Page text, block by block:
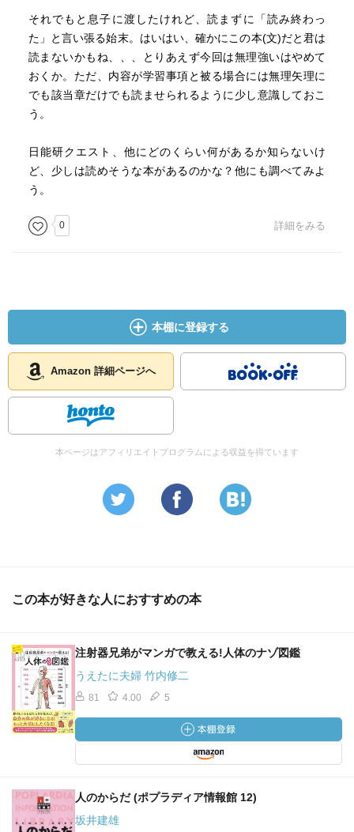
それでもと息子に渡したけれど、読まずに「読み終わっ
た」と言い張る始末。はいはい、確かにこの本(文)だと君は
読まないかもね、、、とりあえず今回は無理強いはやめて
おくか。ただ、内容が学習事項と被る場合には無理矢理に
でも該当章だけでも読ませられるように少し意識しておこ
う。
日能研クエスト、他にどのくらい何があるか知らないけ
ど、少しは読めそうな本があるのかな？他にも調べてみよ
う。
0 詳細をみる
本棚に登録する
Amazon 詳細ページへ
本ページはアフィリエイトプログラムによる収益を得ています
この本が好きな人におすすめの本
注射器兄弟がマンガで教える!人体のナゾ図鑑
うえたに夫婦 竹内修二
81 4.00 5
人のからだ (ポプラディア情報館 12)
坂井建雄